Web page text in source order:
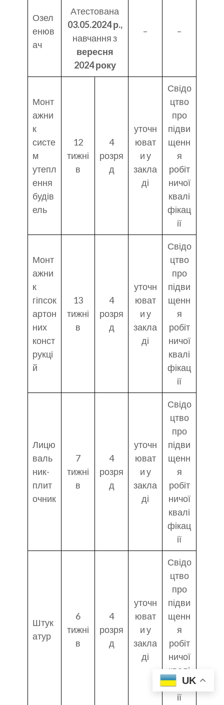
Озел
енюв
ач
Атестована
03.05.2024 р.,
навчання з
вересня
2024 року
– –
Монт
ажни
к
систе
м
утепл
ення
будів
ель
12
тижні
в
4
розря
д
уточн
юват
и у
закла
ді
Свідо
цтво
про
підви
щенн
я
робіт
ничої
квалі
фікац
ії
Монт
ажни
к
гіпсок
артон
них
конст
рукці
й
13
тижні
в
4
розря
д
уточн
юват
и у
закла
ді
Свідо
цтво
про
підви
щенн
я
робіт
ничої
квалі
фікац
ії
Лицю
валь
ник-
плит
очник
7
тижні
в
4
розря
д
уточн
юват
и у
закла
ді
Свідо
цтво
про
підви
щенн
я
робіт
ничої
квалі
фікац
ії
Штук
атур
6
тижні
в
4
розря
д
уточн
юват
и у
закла
ді
Свідо
цтво
про
підви
щенн
я
робіт
ничої
квалі
фікац
ії
UK